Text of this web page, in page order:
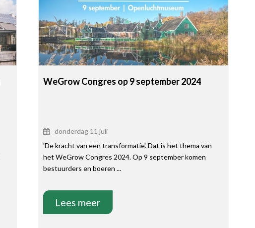
WeGrow Congres op 9 september 2024
donderdag 11 juli
'De kracht van een transformatie'. Dat is het thema van
het WeGrow Congres 2024. Op 9 september komen
bestuurders en boeren ...
Lees meer